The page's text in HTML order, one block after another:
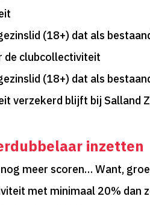
(18+) dat als
de clubcollectiviteit
(18+) dat als
verzekerd blijft bij Salland
inzetten
meer scoren… Want,
met minimaal 20% dan